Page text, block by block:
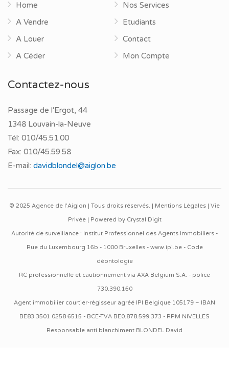
Home
A Vendre
A Louer
A Céder
Nos Services
Etudiants
Contact
Mon Compte
Contactez-nous
Passage de l'Ergot, 44
1348 Louvain-la-Neuve
Tél: 010/45.51.00
Fax: 010/45.59.58
E-mail: davidblondel@aiglon.be
© 2025 Agence de l'Aiglon | Tous droits réservés. | Mentions Légales Vie
Privée| Powered by Crystal Digit
Autorité de surveillance : Institut Professionnel des Agents Immobiliers -
Rue du Luxembourg 16b - 1000 Bruxelles - www.ipi.be- Code
déontologie
RC professionnelle et cautionnement via AXA Belgium S.A. - police
730.390.160
Agent immobilier courtier-régisseur agréé IPI Belgique 105179 – IBAN
BE83 3501 0258 6515 - BCE-TVA BE0.878.599.373 - RPM NIVELLES
Responsable anti blanchiment BLONDEL David